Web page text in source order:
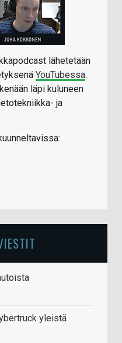
lähetetään
YouTubessa.
läpi kuluneen
ja
yleistä